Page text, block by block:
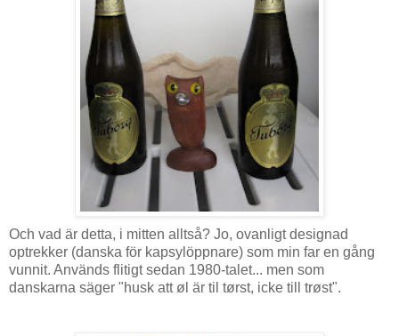
Och vad är detta, i mitten alltså? Jo, ovanligt designad
optrekker (danska för kapsylöppnare) som min far en gång
vunnit. Används flitigt sedan 1980-talet... men som
danskarna säger "husk att øl är til tørst, icke till trøst".